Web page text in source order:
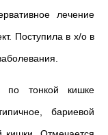
лечение
Поступила в х/о в
по тонкой кишке
бариевой